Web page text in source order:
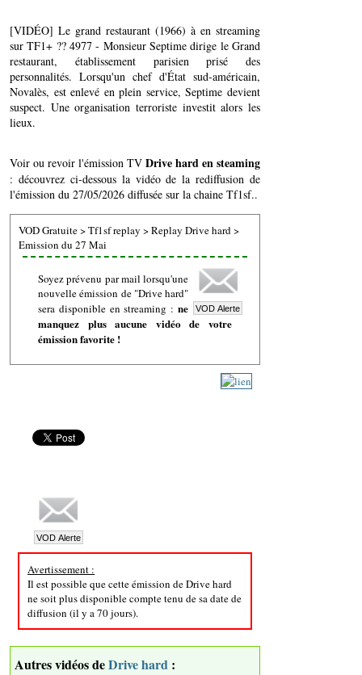
[VIDÉO] Le grand restaurant (1966) à en streaming
sur TF1+ ?? 4977 - Monsieur Septime dirige le Grand
restaurant, établissement parisien prisé des
personnalités. Lorsqu'un chef d'État sud-américain,
Novalès, est enlevé en plein service, Septime devient
suspect. Une organisation terroriste investit alors les
lieux.
Voir ou revoir l'émission TV Drive hard en steaming
: découvrez ci-dessous la vidéo de la rediffusion de
l'émission du 27/05/2026 diffusée sur la chaine Tf1sf..
VOD Gratuite>Tf1sf replay >Replay Drive hard>
Emission du 27 Mai
Soyez prévenu par mail lorsqu'une
nouvelle émission de "Drive hard"
sera disponible en streaming : ne
manquez plus aucune vidéo de votre
émission favorite !
Avertissement :
Il est possible que cette émission de Drive hard
ne soit plus disponible compte tenu de sa date de
diffusion (il y a 70 jours).
Autres vidéos deDrive hard :